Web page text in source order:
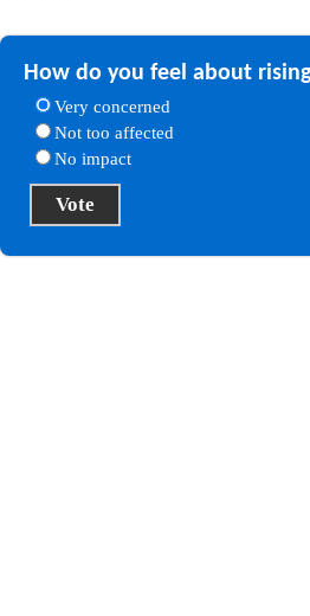
How do you feel about
Very concerned
Not too affected
No impact